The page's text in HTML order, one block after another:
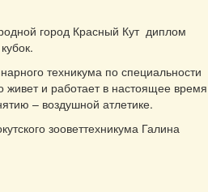
город Красный Кут диплом
техникума по специальности
живет и работает в настоящее время
– воздушной атлетике.
зооветтехникума Галина